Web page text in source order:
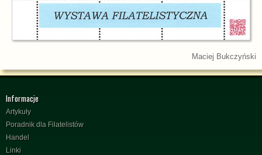
Maciej Bukczyński
Informacje
Artykuły
Poradnik dla Filatelistów
Handel
Linki